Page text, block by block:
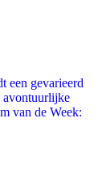
een gevarieerd
avontuurlijke
van de Week: